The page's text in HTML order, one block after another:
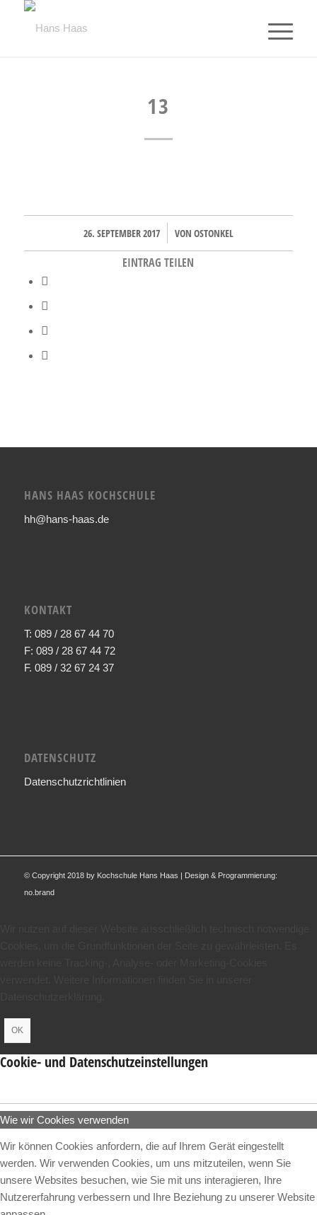
13
26. SEPTEMBER 2017
/ VON OSTONKEL
EINTRAG TEILEN
HANS HAAS KOCHSCHULE
hh@hans-haas.de
KONTAKT
T: 089 / 28 67 44 70
F: 089 / 28 67 44 72
F. 089 / 32 67 24 37
DATENSCHUTZ
Datenschutzrichtlinien
© Copyright 2018 by Kochschule Hans Haas | Design & Programmierung:
no.brand
OK
Cookie- und Datenschutzeinstellungen
Wie wir Cookies verwenden
Wir können Cookies anfordern, die auf Ihrem Gerät eingestellt
werden. Wir verwenden Cookies, um uns mitzuteilen, wenn Sie
unsere Websites besuchen, wie Sie mit uns interagieren, Ihre
Nutzererfahrung verbessern und Ihre Beziehung zu unserer Website